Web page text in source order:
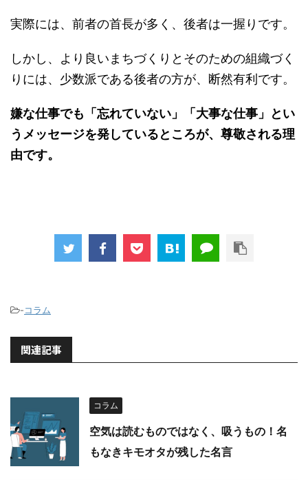
実際には、前者の首長が多く、後者は一握りです。
しかし、より良いまちづくりとそのための組織づく
りには、少数派である後者の方が、断然有利です。
嫌な仕事でも「忘れていない」「大事な仕事」とい
うメッセージを発しているところが、尊敬される理
由です。
-コラム
関連記事
コラム
空気は読むものではなく、吸うもの！名
もなきキモオタが残した名言